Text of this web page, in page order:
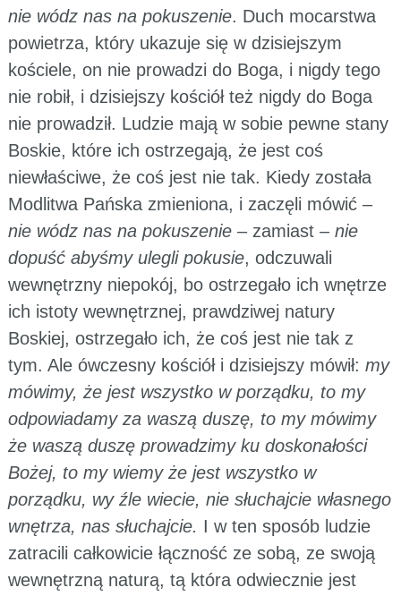
nie wódz nas na pokuszenie. Duch mocarstwa
powietrza, który ukazuje się w dzisiejszym
kościele, on nie prowadzi do Boga, i nigdy tego
nie robił, i dzisiejszy kościół też nigdy do Boga
nie prowadził. Ludzie mają w sobie pewne stany
Boskie, które ich ostrzegają, że jest coś
niewłaściwe, że coś jest nie tak. Kiedy została
Modlitwa Pańska zmieniona, i zaczęli mówić –
nie wódz nas na pokuszenie – zamiast – nie
dopuść abyśmy ulegli pokusie, odczuwali
wewnętrzny niepokój, bo ostrzegało ich wnętrze
ich istoty wewnętrznej, prawdziwej natury
Boskiej, ostrzegało ich, że coś jest nie tak z
tym. Ale ówczesny kościół i dzisiejszy mówił: my
mówimy, że jest wszystko w porządku, to my
odpowiadamy za waszą duszę, to my mówimy
że waszą duszę prowadzimy ku doskonałości
Bożej, to my wiemy że jest wszystko w
porządku, wy źle wiecie, nie słuchajcie własnego
wnętrza, nas słuchajcie. I w ten sposób ludzie
zatracili całkowicie łączność ze sobą, ze swoją
wewnętrzną naturą, tą która odwiecznie jest